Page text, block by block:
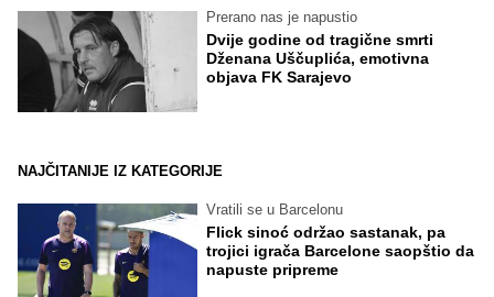
Prerano nas je napustio
Dvije godine od tragične smrti
Dženana Uščuplića, emotivna
objava FK Sarajevo
NAJČITANIJE IZ KATEGORIJE
Vratili se u Barcelonu
Flick sinoć održao sastanak, pa
trojici igrača Barcelone saopštio da
napuste pripreme